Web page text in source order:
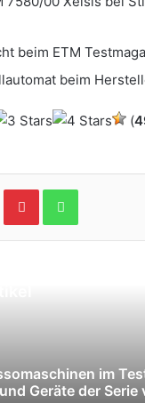
beim ETM
beim
(
Google+PinterestWhatsApp
im
Geräte der